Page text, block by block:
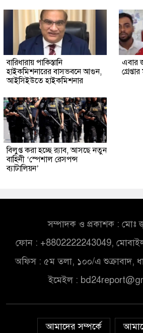
বারিধারায় পাকিস্তানি
হাইকমিশনারের বাসভবনে আগুন,
আইসিইউতে হাইকমিশনার
এবার
বিলুপ্ত করা হচ্ছে র‍্যাব, আসছে নতুন
বাহিনী ‘স্পেশাল রেসপন্স
ব্যাটালিয়ন’
সম্পাদক ও প্রকাশক : মোঃ
ফোন : +8802222243049,
অফিস : ৫ম তলা, ১০০/এ শুক্রাবাদ,
ইমেইল :
আমাদের সম্পর্কে